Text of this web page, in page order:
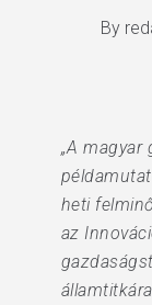
By
„A magyar
heti
az